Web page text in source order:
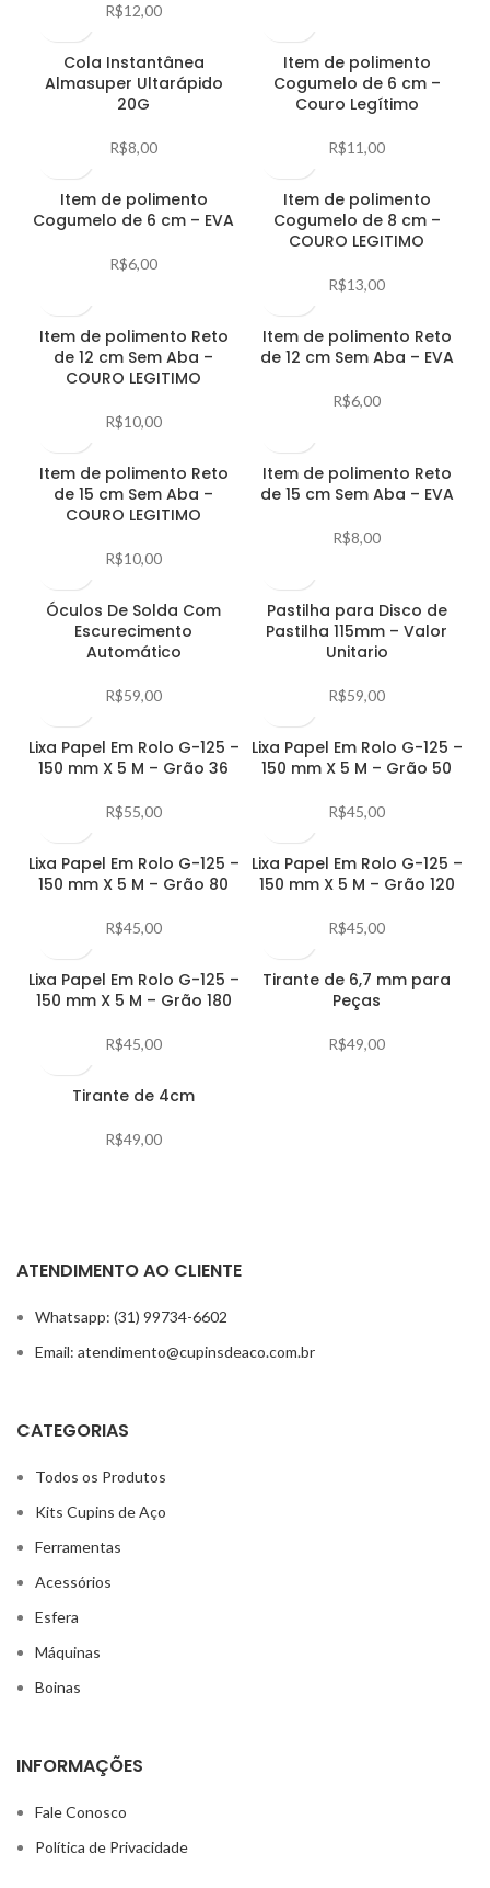
R$12,00
Cola Instantânea
Almasuper Ultarápido
20G
R$8,00
Item de polimento
Cogumelo de 6 cm –
Couro Legítimo
R$11,00
Item de polimento
Cogumelo de 6 cm – EVA
R$6,00
Item de polimento
Cogumelo de 8 cm –
COURO LEGITIMO
R$13,00
Item de polimento Reto
de 12 cm Sem Aba –
COURO LEGITIMO
R$10,00
Item de polimento Reto
de 12 cm Sem Aba – EVA
R$6,00
Item de polimento Reto
de 15 cm Sem Aba –
COURO LEGITIMO
R$10,00
Item de polimento Reto
de 15 cm Sem Aba – EVA
R$8,00
Óculos De Solda Com
Escurecimento
Automático
R$59,00
Pastilha para Disco de
Pastilha 115mm – Valor
Unitario
R$59,00
Lixa Papel Em Rolo G-125 –
150 mm X 5 M – Grão 36
R$55,00
Lixa Papel Em Rolo G-125 –
150 mm X 5 M – Grão 50
R$45,00
Lixa Papel Em Rolo G-125 –
150 mm X 5 M – Grão 80
R$45,00
Lixa Papel Em Rolo G-125 –
150 mm X 5 M – Grão 120
R$45,00
Lixa Papel Em Rolo G-125 –
150 mm X 5 M – Grão 180
R$45,00
Tirante de 6,7 mm para
Peças
R$49,00
Tirante de 4cm
R$49,00
ATENDIMENTO AO CLIENTE
Whatsapp: (31) 99734-6602
Email: atendimento@cupinsdeaco.com.br
CATEGORIAS
Todos os Produtos
Kits Cupins de Aço
Ferramentas
Acessórios
Esfera
Máquinas
Boinas
INFORMAÇÕES
Fale Conosco
Política de Privacidade